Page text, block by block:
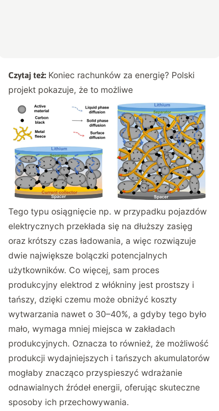
Czytaj też: Koniec rachunków za energię? Polski
projekt pokazuje, że to możliwe
Tego typu osiągnięcie np. w przypadku pojazdów
elektrycznych przekłada się na dłuższy zasięg
oraz krótszy czas ładowania, a więc rozwiązuje
dwie największe bolączki potencjalnych
użytkowników. Co więcej, sam proces
produkcyjny elektrod z włókniny jest prostszy i
tańszy, dzięki czemu może obniżyć koszty
wytwarzania nawet o 30–40%, a gdyby tego było
mało, wymaga mniej miejsca w zakładach
produkcyjnych. Oznacza to również, że możliwość
produkcji wydajniejszych i tańszych akumulatorów
mogłaby znacząco przyspieszyć wdrażanie
odnawialnych źródeł energii, oferując skuteczne
sposoby ich przechowywania.